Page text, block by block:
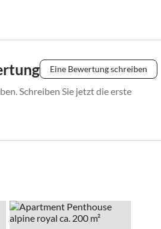
Eine Bewertung schreiben
Schreiben Sie jetzt die erste